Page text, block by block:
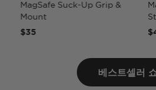
MagSafe Suck-Up Grip &
Mount
$35
$40
베스트셀러